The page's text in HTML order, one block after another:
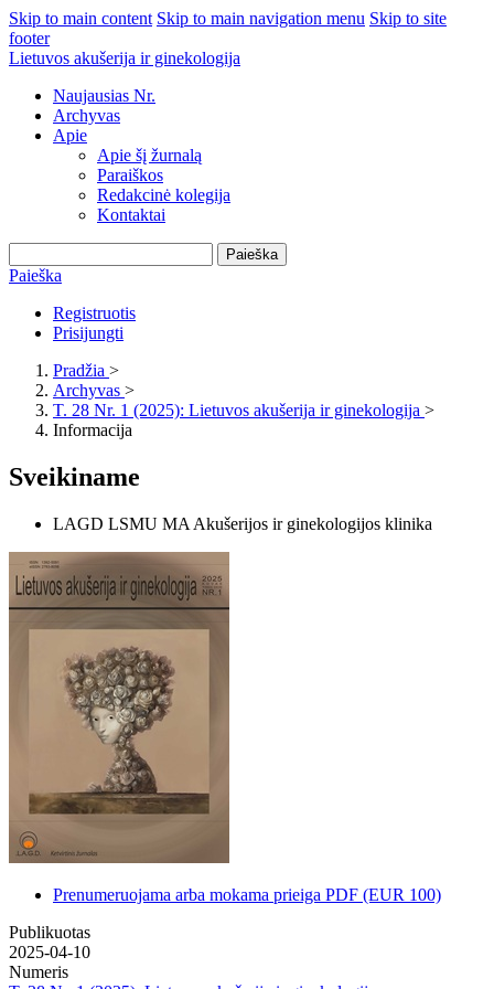
Skip to main content Skip to main navigation menu Skip to site
footer
Lietuvos akušerija ir ginekologija
Naujausias Nr.
Archyvas
Apie
Apie šį žurnalą
Paraiškos
Redakcinė kolegija
Kontaktai
Paieška
Paieška
Registruotis
Prisijungti
Pradžia >
Archyvas >
T. 28 Nr. 1 (2025): Lietuvos akušerija ir ginekologija >
Informacija
Sveikiname
LAGD LSMU MA Akušerijos ir ginekologijos klinika
Prenumeruojama arba mokama prieiga PDF (EUR 100)
Publikuotas
2025-04-10
Numeris